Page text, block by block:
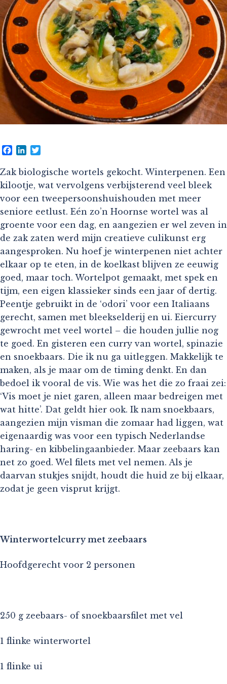
Facebook
LinkedIn
Zak biologische wortels gekocht. Winterpenen. Een
kilootje, wat vervolgens verbijsterend veel bleek
voor een tweepersoonshuishouden met meer
seniore eetlust. Eén zo’n Hoornse wortel was al
groente voor een dag, en aangezien er wel zeven in
de zak zaten werd mijn creatieve culikunst erg
aangesproken. Nu hoef je winterpenen niet achter
elkaar op te eten, in de koelkast blijven ze eeuwig
goed, maar toch. Wortelpot gemaakt, met spek en
tijm, een eigen klassieker sinds een jaar of dertig.
Peentje gebruikt in de ‘odori’ voor een Italiaans
gerecht, samen met bleekselderij en ui. Eiercurry
gewrocht met veel wortel – die houden jullie nog
te goed. En gisteren een curry van wortel, spinazie
en snoekbaars. Die ik nu ga uitleggen. Makkelijk te
maken, als je maar om de timing denkt. En dan
bedoel ik vooral de vis. Wie was het die zo fraai zei:
‘Vis moet je niet garen, alleen maar bedreigen met
wat hitte’. Dat geldt hier ook. Ik nam snoekbaars,
aangezien mijn visman die zomaar had liggen, wat
eigenaardig was voor een typisch Nederlandse
haring- en kibbelingaanbieder. Maar zeebaars kan
net zo goed. Wel filets met vel nemen. Als je
daarvan stukjes snijdt, houdt die huid ze bij elkaar,
zodat je geen visprut krijgt.
Winterwortelcurry met zeebaars
Hoofdgerecht voor 2 personen
250 g zeebaars- of snoekbaarsfilet met vel
1 flinke winterwortel
1 flinke ui